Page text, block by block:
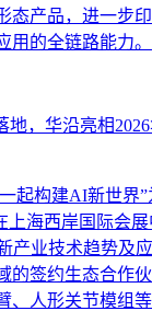
态产品，进一步
用的全链路能力。
地，华沿亮相
起构建AI新世界
上海西岸国际会
产业技术趋势及
的签约生态合作
、人形关节模组